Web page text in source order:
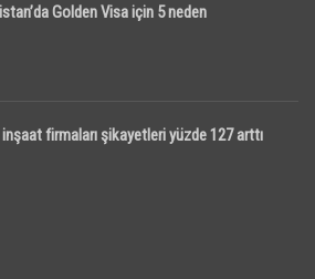
Golden Visa için 5 neden
firmaları şikayetleri yüzde 127 arttı